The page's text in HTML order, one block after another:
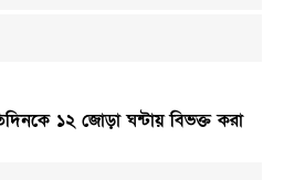
১২ জোড়া ঘন্টায় বিভক্ত করা